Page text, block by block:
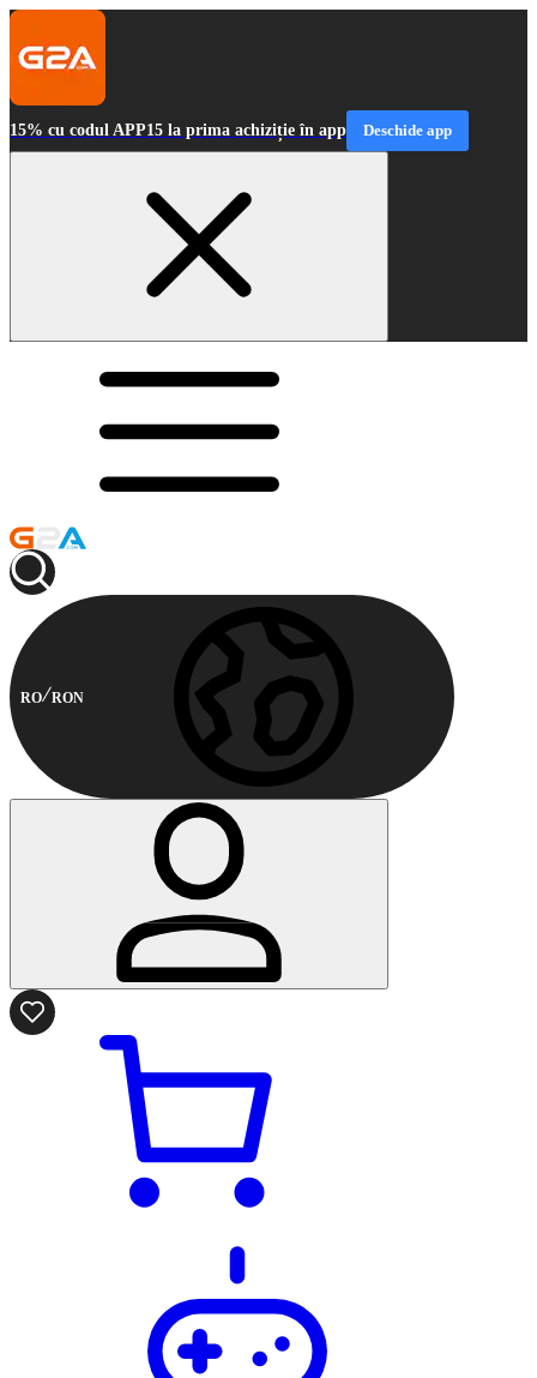
15% cu codul APP15 la prima achiziție în app Deschide app
RO RON